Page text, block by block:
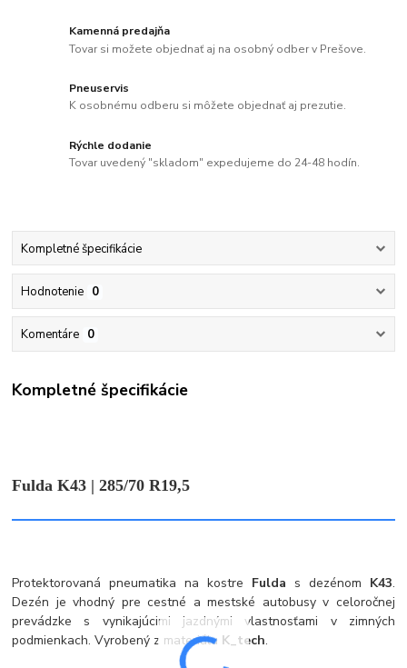
Kamenná predajňa
Tovar si možete objednať aj na osobný odber v Prešove.
Pneuservis
K osobnému odberu si môžete objednať aj prezutie.
Rýchle dodanie
Tovar uvedený "skladom" expedujeme do 24-48 hodín.
Kompletné špecifikácie
Hodnotenie 0
Komentáre 0
Kompletné špecifikácie
Fulda K43 | 285/70 R19,5
Protektorovaná pneumatika na kostre Fulda s dezénom K43.
Dezén je vhodný pre cestné a mestské autobusy v celoročnej
prevádzke s vynikajúcimi jazdnými vlastnosťami v zimných
podmienkach. Vyrobený z materiálu K_tech.